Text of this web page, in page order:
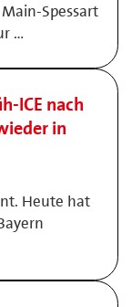
Spessart
…
ICE nach
in
Heute hat